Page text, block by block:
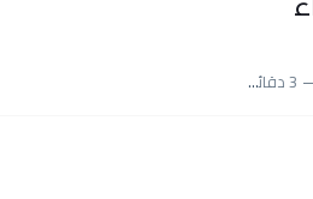
3 دقائق للقراءة